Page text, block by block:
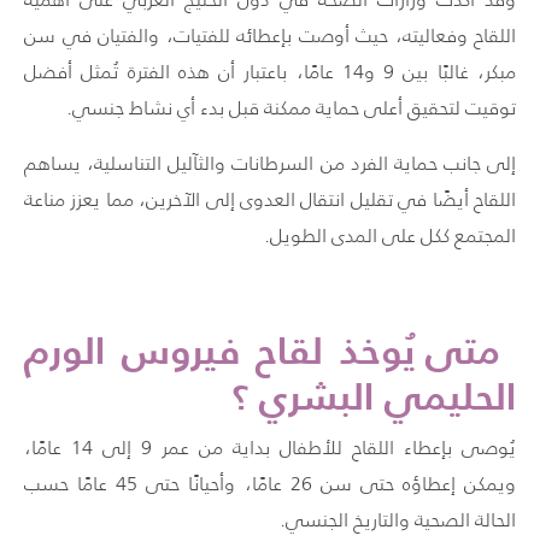
اللقاح وفعاليته، حيث أوصت بإعطائه للفتيات، والفتيان في سن
مبكر، غالبًا بين 9 و14 عامًا، باعتبار أن هذه الفترة تُمثل أفضل
توقيت لتحقيق أعلى حماية ممكنة قبل بدء أي نشاط جنسي.
إلى جانب حماية الفرد من السرطانات والثآليل التناسلية، يساهم
اللقاح أيضًا في تقليل انتقال العدوى إلى الآخرين، مما يعزز مناعة
المجتمع ككل على المدى الطويل.
متى يُوخذ لقاح فيروس الورم
الحليمي البشري ؟
يُوصى بإعطاء اللقاح للأطفال بداية من عمر 9 إلى 14 عامًا،
ويمكن إعطاؤه حتى سن 26 عامًا، وأحيانًا حتى 45 عامًا حسب
الحالة الصحية والتاريخ الجنسي.